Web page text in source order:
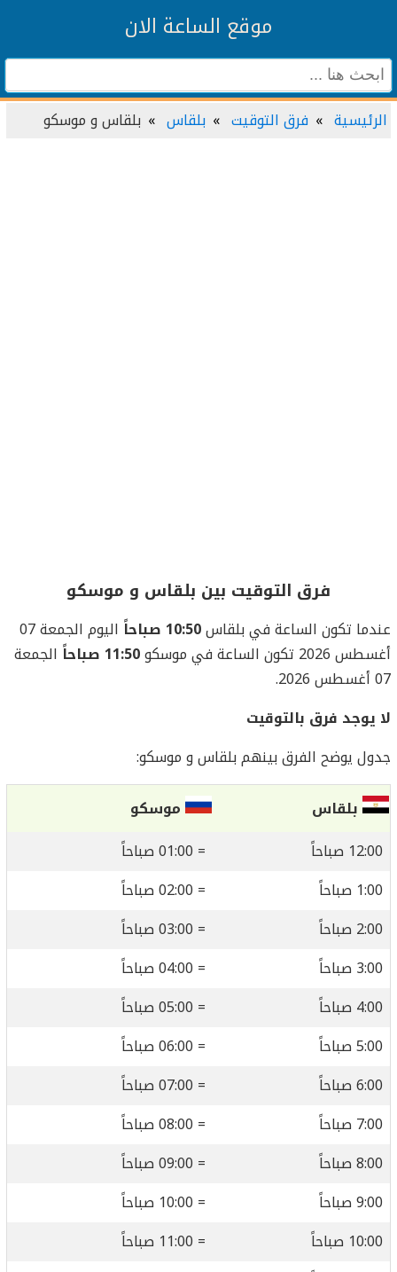
موقع الساعة الان
الرئيسية فرق التوقيت بلقاس بلقاس و موسكو
فرق التوقيت بين بلقاس و موسكو
عندما تكون الساعة في بلقاس10:50 صباحاً
اليوم الجمعة 07
أغسطس 2026 تكون الساعة في موسكو
11:50 صباحاً
الجمعة
07 أغسطس 2026.
لا يوجد فرق بالتوقيت
جدول يوضح الفرق بينهم بلقاس و موسكو:
بلقاس
موسكو
12:00 صباحاً
= 01:00 صباحاً
1:00 صباحاً
= 02:00 صباحاً
2:00 صباحاً
= 03:00 صباحاً
3:00 صباحاً
= 04:00 صباحاً
4:00 صباحاً
= 05:00 صباحاً
5:00 صباحاً
= 06:00 صباحاً
6:00 صباحاً
= 07:00 صباحاً
7:00 صباحاً
= 08:00 صباحاً
8:00 صباحاً
= 09:00 صباحاً
9:00 صباحاً
= 10:00 صباحاً
10:00 صباحاً
= 11:00 صباحاً